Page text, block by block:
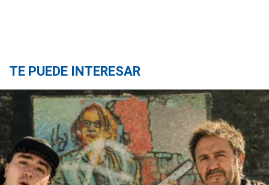
TE PUEDE INTERESAR